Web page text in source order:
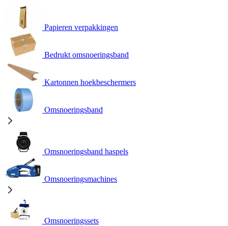
Papieren verpakkingen
Bedrukt omsnoeringsband
Kartonnen hoekbeschermers
Omsnoeringsband
Omsnoeringsband haspels
Omsnoeringsmachines
Omsnoeringssets